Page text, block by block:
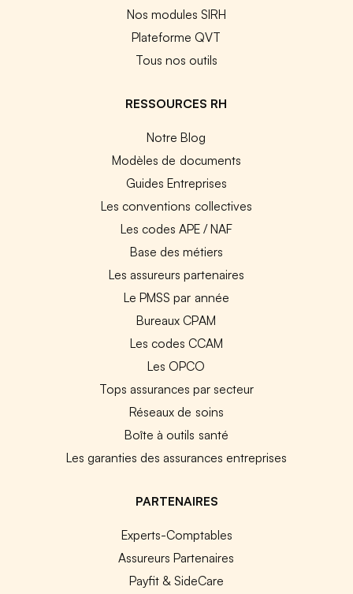
Nos modules SIRH
Plateforme QVT
Tous nos outils
RESSOURCES RH
Notre Blog
Modèles de documents
Guides Entreprises
Les conventions collectives
Les codes APE / NAF
Base des métiers
Les assureurs partenaires
Le PMSS par année
Bureaux CPAM
Les codes CCAM
Les OPCO
Tops assurances par secteur
Réseaux de soins
Boîte à outils santé
Les garanties des assurances entreprises
PARTENAIRES
Experts-Comptables
Assureurs Partenaires
Payfit & SideCare